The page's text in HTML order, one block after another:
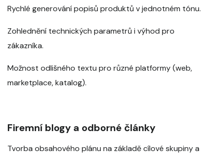
Rychlé generování popisů produktů v jednotném tónu.
Zohlednění technických parametrů i výhod pro
zákazníka.
Možnost odlišného textu pro různé platformy (web,
marketplace, katalog).
Firemní blogy a odborné články
Tvorba obsahového plánu na základě cílové skupiny a